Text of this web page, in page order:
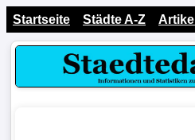
Startseite Städte A-Z Artikel